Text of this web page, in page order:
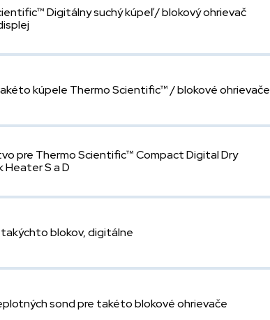
Digitálny suchý kúpeľ / blokový ohrievač
kúpele Thermo Scientific™ / blokové ohrievače
pre Thermo Scientific™ Compact Digital Dry
S a D
blokov, digitálne
sond pre takéto blokové ohrievače